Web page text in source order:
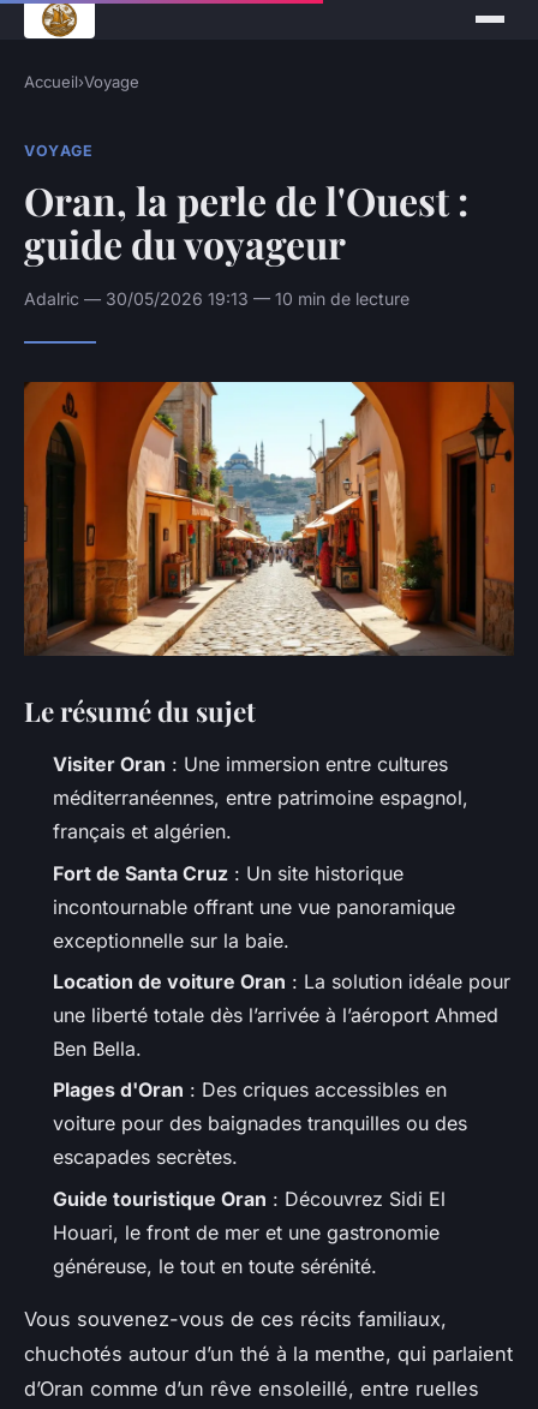
Accueil›Voyage
VOYAGE
Oran, la perle de l'Ouest :
guide du voyageur
Adalric — 30/05/2026 19:13 — 10 min de lecture
Le résumé du sujet
Visiter Oran : Une immersion entre cultures
méditerranéennes, entre patrimoine espagnol,
français et algérien.
Fort de Santa Cruz : Un site historique
incontournable offrant une vue panoramique
exceptionnelle sur la baie.
Location de voiture Oran : La solution idéale pour
une liberté totale dès l’arrivée à l’aéroport Ahmed
Ben Bella.
Plages d'Oran : Des criques accessibles en
voiture pour des baignades tranquilles ou des
escapades secrètes.
Guide touristique Oran : Découvrez Sidi El
Houari, le front de mer et une gastronomie
généreuse, le tout en toute sérénité.
Vous souvenez-vous de ces récits familiaux,
chuchotés autour d’un thé à la menthe, qui parlaient
d’Oran comme d’un rêve ensoleillé, entre ruelles